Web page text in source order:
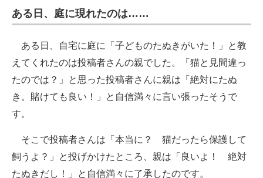
ある日、庭に現れたのは……
ある日、自宅に庭に「子どものたぬきがいた！」と教
えてくれたのは投稿者さんの親でした。「猫と見間違っ
たのでは？」と思った投稿者さんに親は「絶対にたぬ
き。賭けても良い！」と自信満々に言い張ったそうで
す。
そこで投稿者さんは「本当に？ 猫だったら保護して
飼うよ？」と投げかけたところ、親は「良いよ！ 絶対
たぬきだし！」と自信満々に了承したのです。